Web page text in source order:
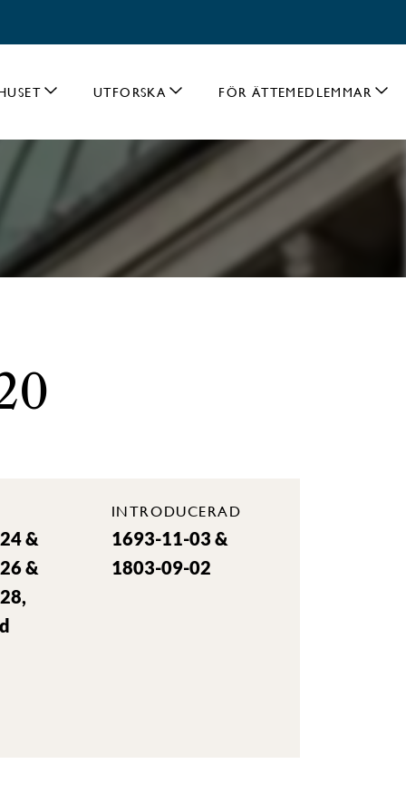
UTFORSKA FÖR ÄTTEMEDLEMMAR
&
&
INTRODUCERAD
1693-11-03 &
1803-09-02